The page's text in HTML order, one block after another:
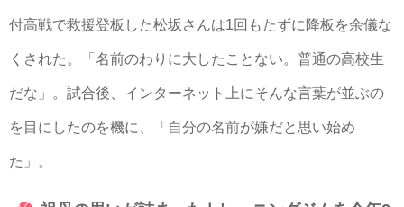
付高戦で救援登板した松坂さんは1回もたずに降板を余儀な
くされた。「名前のわりに大したことない。普通の高校生
だな」。試合後、インターネット上にそんな言葉が並ぶの
を目にしたのを機に、「自分の名前が嫌だと思い始め
た」。